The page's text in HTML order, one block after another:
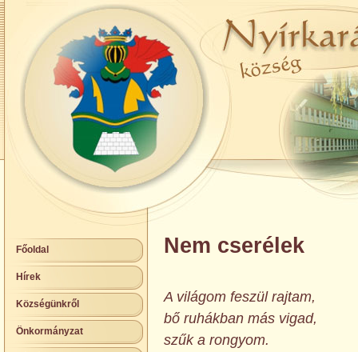
Főoldal
Hírek
Községünkről
Önkormányzat
Nem cserélek
A világom feszül rajtam,
bő ruhákban más vigad,
szűk a rongyom.